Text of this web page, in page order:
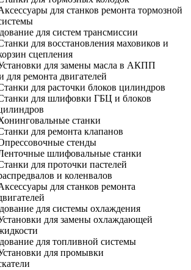
для станков ремонта тормозной
для систем трансмиссии
для восстановления маховиков и
сцепления
для замены масла в АКПП
для ремонта двигателей
для расточки блоков цилиндров
для шлифовки ГБЦ и блоков
станки
для ремонта клапанов
стенды
шлифовальные станки
для проточки пастелей
и коленвалов
для станков ремонта
для системы охлаждения
для замены охлаждающей
для топливной системы
для промывки